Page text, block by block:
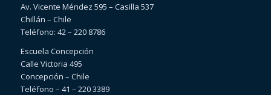
Av. Vicente Méndez 595 – Casilla 537
Chillán – Chile
Teléfono: 42 – 220 8786
Escuela Concepción
Calle Victoria 495
Concepción – Chile
Teléfono – 41 – 220 3389